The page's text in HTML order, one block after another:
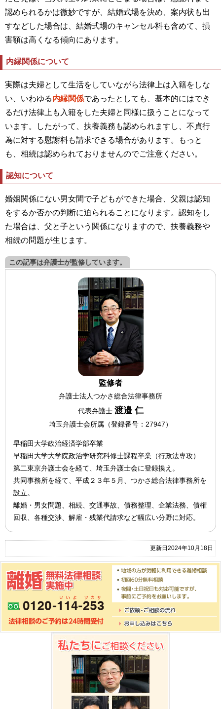
認められるかは微妙ですが、結婚式場を決め、案内状も出
すなどした場合は、結婚式場のキャンセル料も含めて、損
害額は高くなる傾向にあります。
内縁関係について
実際は夫婦として生活をしていながら法律上は入籍をしな
い、いわゆる内縁関係であったとしても、基本的にはでき
るだけ法律上も入籍をした夫婦と同様に扱うことになって
います。したがって、扶養義務も認められますし、不貞行
為に対する慰謝料も請求できる場合があります。もっと
も、相続は認められておりませんのでご注意ください。
認知について
婚姻関係にない男女間で子どもができた場合、父親は認知
をするか否かの判断に迫られることになります。認知をし
た場合は、父と子という関係になりますので、扶養義務や
相続の問題が生じます。
この記事は弁護士が監修しています。
監修者
弁護士法人つかさ総合法律事務所
代表弁護士 渡邉 仁
埼玉弁護士会所属（登録番号：27947）
早稲田大学政治経済学部卒業
早稲田大学大学院政治学研究科修士課程卒業（行政法専攻）
第二東京弁護士会を経て、埼玉弁護士会に登録換え。
共同事務所を経て、平成２３年５月、つかさ総合法律事務所を
設立。
離婚・男女問題、相続、交通事故、債務整理、企業法務、債権
回収、各種交渉、解雇・残業代請求など幅広い分野に対応。
更新日2024年10月18日